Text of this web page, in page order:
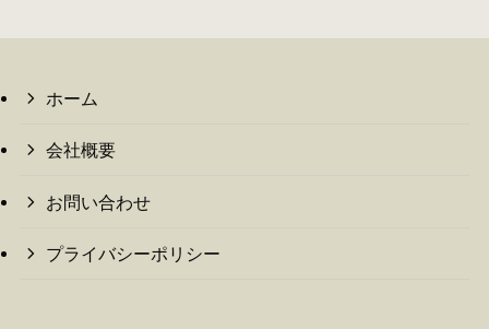
ホーム
会社概要
お問い合わせ
プライバシーポリシー